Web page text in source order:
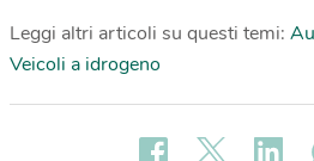
Leggi altri articoli su questi temi:
Veicoli a idrogeno